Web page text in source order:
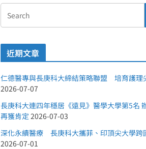
近期文章
仁德醫專與長庚科大締結策略聯盟 培育護理
2026-07-07
長庚科大連四年穩居《遠見》醫學大學第5名
再獲肯定 2026-07-03
深化永續醫療 長庚科大攜菲、印頂尖大學跨
2026-07-01